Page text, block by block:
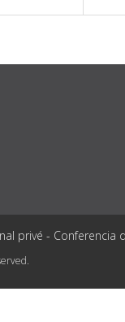
privé - Conferencia